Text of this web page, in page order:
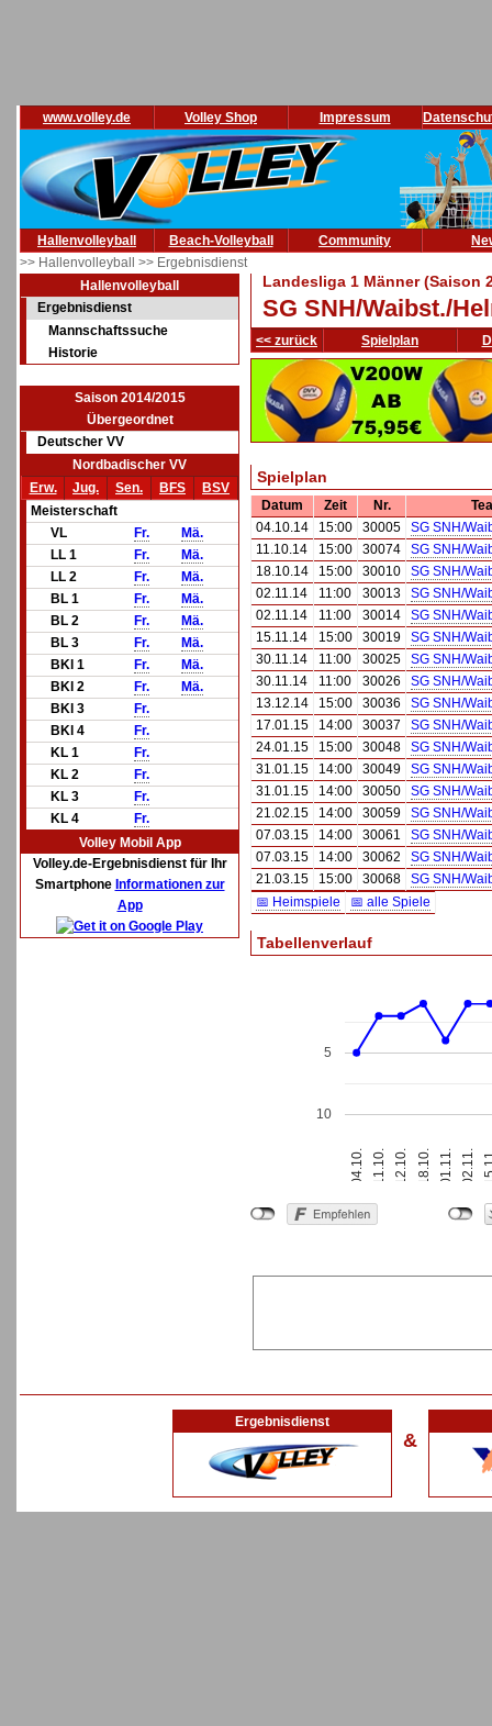
www.volley.de Volley Shop Impressum
Hallenvolleyball Beach-Volleyball Community
>> Hallenvolleyball >> Ergebnisdienst
Hallenvolleyball
Ergebnisdienst
Mannschaftssuche
Historie
Saison 2014/2015
Übergeordnet
Deutscher VV
Nordbadischer VV
Erw.
Jug. Sen. BFS
BSV
Meisterschaft
VL
Fr.
Mä.
LL 1
Fr.
Mä.
LL 2
Fr.
Mä.
BL 1
Fr.
Mä.
BL 2
Fr.
Mä.
BL 3
Fr.
Mä.
BKl 1
Fr.
Mä.
BKl 2
Fr.
Mä.
BKl 3
Fr.
BKl 4
Fr.
KL 1
Fr.
KL 2
Fr.
KL 3
Fr.
KL 4
Fr.
Volley Mobil App
Volley.de-Ergebnisdienst für Ihr
Smartphone Informationen zur
App
Landesliga 1 Männer (Saison
SG SNH/Waibst./
<< zurück Spielplan
Spielplan
Datum Zeit Nr.
04.10.14
15:00 30005
SG SNH/
11.10.14
15:00 30074
SG SNH/
18.10.14
15:00 30010
SG SNH/
02.11.14
11:00 30013
SG SNH/
02.11.14
11:00 30014
SG SNH/
15.11.14
15:00 30019
SG SNH/
30.11.14
11:00 30025
SG SNH/
30.11.14
11:00 30026
SG SNH/
13.12.14
15:00 30036
SG SNH/
17.01.15
14:00 30037
SG SNH/
24.01.15
15:00 30048
SG SNH/
31.01.15
14:00 30049
SG SNH/
31.01.15
14:00 30050
SG SNH/
21.02.15
14:00 30059
SG SNH/
07.03.15
14:00 30061
SG SNH/
07.03.15
14:00 30062
SG SNH/
21.03.15
15:00 30068
SG SNH/
📅 Heimspiele
📅 alle Spiele
Tabellenverlauf
04.10. 11.10. 12.10. 18.10. 01.11. 02.11.
5
10
Ergebnisdienst
&